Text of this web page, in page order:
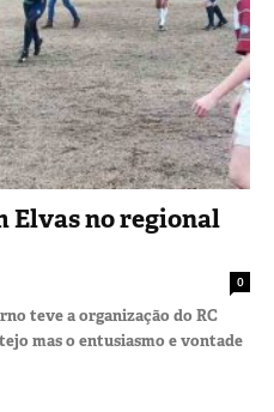
Elvas no regional
0
teve a organização do RC
mas o entusiasmo e vontade